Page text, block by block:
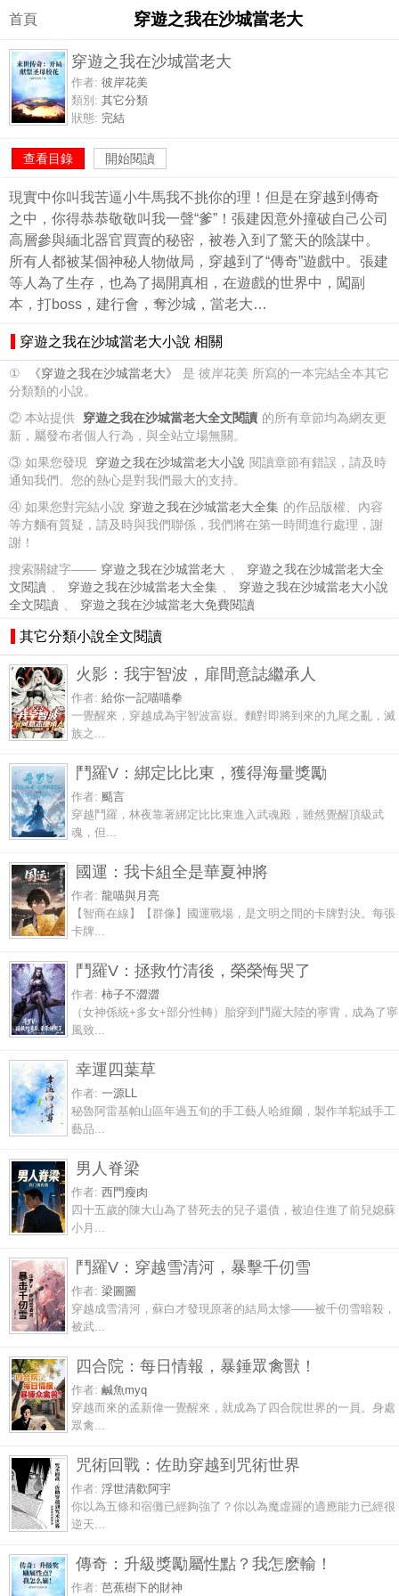
首頁 穿遊之我在沙城當老大
穿遊之我在沙城當老大
作者: 彼岸花美
類別: 其它分類
狀態: 完結
查看目錄 開始閱讀
現實中你叫我苦逼小牛馬我不挑你的理！但是在穿越到傳奇
之中，你得恭恭敬敬叫我一聲“爹”！張建因意外撞破自己公司
高層參與緬北器官買賣的秘密，被卷入到了驚天的陰謀中。
所有人都被某個神秘人物做局，穿越到了“傳奇”遊戲中。張建
等人為了生存，也為了揭開真相，在遊戲的世界中，闖副
本，打boss，建行會，奪沙城，當老大…
穿遊之我在沙城當老大小說 相關
① 《穿遊之我在沙城當老大》
是 彼岸花美 所寫的一本完結全本其它
分類類的小說。
② 本站提供 穿遊之我在沙城當老大全文閱讀 的所有章節均為網友更
新，屬發布者個人行為，與全站立場無關。
③ 如果您發現
穿遊之我在沙城當老大小說 閱讀章節有錯誤，請及時
通知我們。您的熱心是對我們最大的支持。
④ 如果您對完結小說 穿遊之我在沙城當老大全集 的作品版權、內容
等方麵有質疑，請及時與我們聯係，我們將在第一時間進行處理，謝
謝！
搜索關鍵字—— 穿遊之我在沙城當老大 、
穿遊之我在沙城當老大全
文閱讀 、 穿遊之我在沙城當老大全集 、
穿遊之我在沙城當老大小說
全文閱讀 、 穿遊之我在沙城當老大免費閱讀
其它分類小說全文閱讀
火影：我宇智波，扉間意誌繼承人
作者: 給你一記喵喵拳
一覺醒來，穿越成為宇智波富嶽。麵對即將到來的九尾之亂，滅
族之...
鬥羅V：綁定比比東，獲得海量獎勵
作者: 颳言
穿越鬥羅，林夜靠著綁定比比東進入武魂殿，雖然覺醒頂級武
魂，但...
國運：我卡組全是華夏神將
作者: 龍喵與月亮
【智商在線】【群像】國運戰場，是文明之間的卡牌對決。每張
卡牌...
鬥羅V：拯救竹清後，榮榮悔哭了
作者: 柿子不澀澀
（女神係統+多女+部分性轉）胎穿到鬥羅大陸的寧霄，成為了寧
風致...
幸運四葉草
作者: 一源LL
秘魯阿雷基帕山區年過五旬的手工藝人哈維爾，製作羊駝絨手工
藝品...
男人脊梁
作者: 西門瘦肉
四十五歲的陳大山為了替死去的兒子還債，被迫住進了前兒媳蘇
小月...
鬥羅V：穿越雪清河，暴擊千仞雪
作者: 梁圖圖
穿越成雪清河，蘇白才發現原著的結局太慘——被千仞雪暗殺，
被武...
四合院：每日情報，暴錘眾禽獸！
作者: 鹹魚myq
穿越而來的孟新偉一覺醒來，就成為了四合院世界的一員。身處
眾禽...
咒術回戰：佐助穿越到咒術世界
作者: 浮世清歡阿宇
你以為五條和宿儺已經夠強了？你以為魔虛羅的適應能力已經很
逆天...
傳奇：升級獎勵屬性點？我怎麽輸！
作者: 芭蕉樹下的財神